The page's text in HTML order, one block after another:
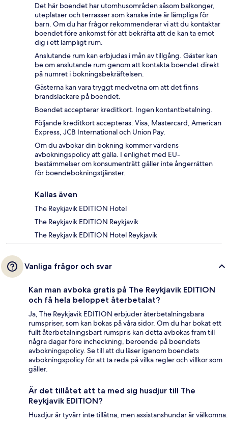
Det här boendet har utomhusområden såsom balkonger,
uteplatser och terrasser som kanske inte är lämpliga för
barn. Om du har frågor rekommenderar vi att du kontaktar
boendet före ankomst för att bekräfta att de kan ta emot
dig i ett lämpligt rum.
Anslutande rum kan erbjudas i mån av tillgång. Gäster kan
be om anslutande rum genom att kontakta boendet direkt
på numret i bokningsbekräftelsen.
Gästerna kan vara tryggt medvetna om att det finns
brandsläckare på boendet.
Boendet accepterar kreditkort. Ingen kontantbetalning.
Följande kreditkort accepteras: Visa, Mastercard, American
Express, JCB International och Union Pay.
Om du avbokar din bokning kommer värdens
avbokningspolicy att gälla. I enlighet med EU-
bestämmelser om konsumenträtt gäller inte ångerrätten
för boendebokningstjänster.
Kallas även
The Reykjavik EDITION Hotel
The Reykjavik EDITION Reykjavik
The Reykjavik EDITION Hotel Reykjavik
Vanliga frågor och svar
Kan man avboka gratis på The Reykjavik EDITION
och få hela beloppet återbetalat?
Ja, The Reykjavik EDITION erbjuder återbetalningsbara
rumspriser, som kan bokas på våra sidor. Om du har bokat ett
fullt återbetalningsbart rumspris kan detta avbokas fram till
några dagar före incheckning, beroende på boendets
avbokningspolicy. Se till att du läser igenom boendets
avbokningspolicy för att ta reda på vilka regler och villkor som
gäller.
Är det tillåtet att ta med sig husdjur till The
Reykjavik EDITION?
Husdjur är tyvärr inte tillåtna, men assistanshundar är välkomna.